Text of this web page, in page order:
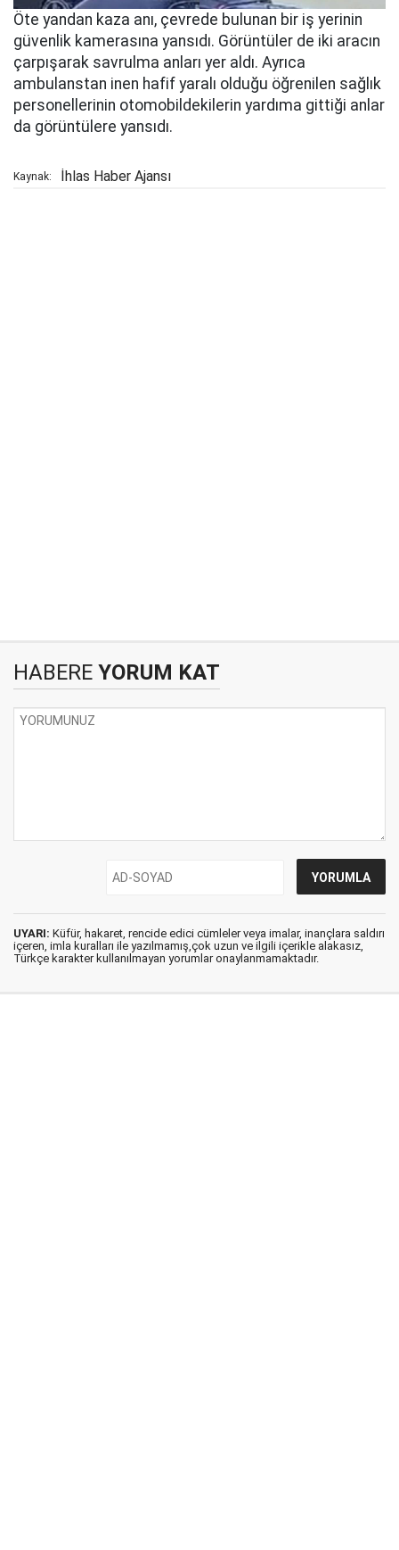
Öte yandan kaza anı, çevrede bulunan bir iş yerinin
güvenlik kamerasına yansıdı. Görüntüler de iki aracın
çarpışarak savrulma anları yer aldı. Ayrıca
ambulanstan inen hafif yaralı olduğu öğrenilen sağlık
personellerinin otomobildekilerin yardıma gittiği anlar
da görüntülere yansıdı.
Kaynak: İhlas Haber Ajansı
HABERE YORUM KAT
UYARI: Küfür, hakaret, rencide edici cümleler veya imalar, inançlara saldırı
içeren, imla kuralları ile yazılmamış,çok uzun ve ilgili içerikle alakasız,
Türkçe karakter kullanılmayan yorumlar onaylanmamaktadır.